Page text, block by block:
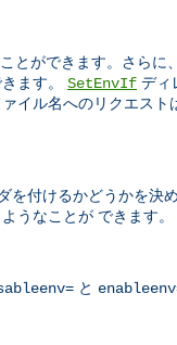
とができます。さらに、
ます。 SetEnvIf ディ
イル名へのリクエス
付けるかどうかを決
うなことが できます。
と